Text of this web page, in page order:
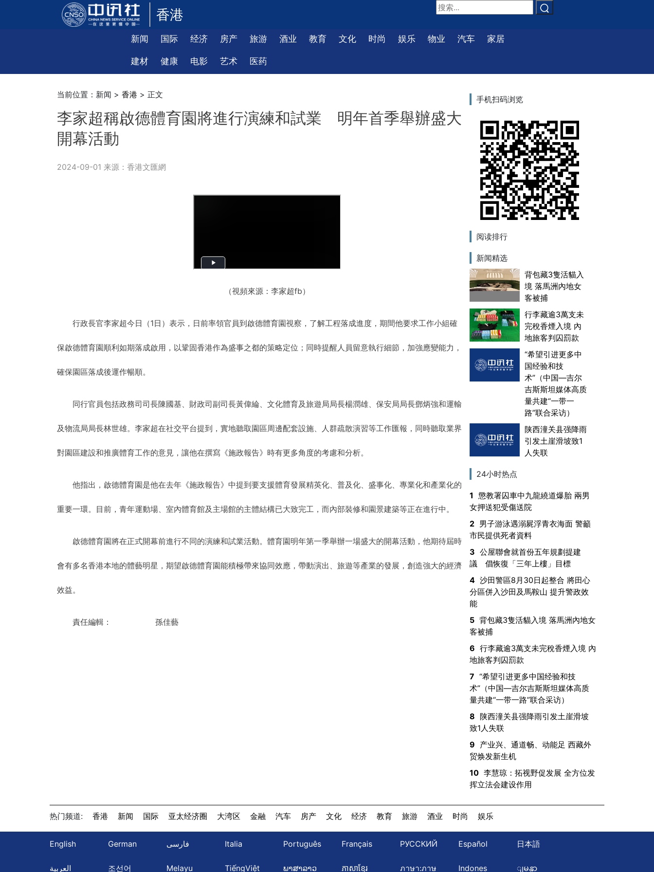
香港
新闻 国际 经济 房产 旅游 酒业 教育 文化 时尚 娱乐 物业 汽车 家居
建材 健康 电影 艺术 医药
当前位置：新闻 > 香港 > 正文
李家超稱啟德體育園將進行演練和試業 明年首季舉辦盛大
開幕活動
2024-09-01 来源：香港文匯網
（視頻來源：李家超fb）
行政長官李家超今日（1日）表示，日前率領官員到啟德體育園視察，了解工程落成進度，期間他要求工作小組確
保啟德體育園順利如期落成啟用，以鞏固香港作為盛事之都的策略定位；同時提醒人員留意執行細節，加強應變能力，
確保園區落成後運作暢順。
同行官員包括政務司司長陳國基、財政司副司長黃偉綸、文化體育及旅遊局局長楊潤雄、保安局局長鄧炳強和運輸
及物流局局長林世雄。李家超在社交平台提到，實地聽取園區周邊配套設施、人群疏散演習等工作匯報，同時聽取業界
對園區建設和推廣體育工作的意見，讓他在撰寫《施政報告》時有更多角度的考慮和分析。
他指出，啟德體育園是他在去年《施政報告》中提到要支援體育發展精英化、普及化、盛事化、專業化和產業化的
重要一環。目前，青年運動場、室內體育館及主場館的主體結構已大致完工，而內部裝修和園景建築等正在進行中。
啟德體育園將在正式開幕前進行不同的演練和試業活動。體育園明年第一季舉辦一場盛大的開幕活動，他期待屆時
會有多名香港本地的體藝明星，期望啟德體育園能積極帶來協同效應，帶動演出、旅遊等產業的發展，創造強大的經濟
效益。
責任編輯： 孫佳藝
手机扫码浏览
阅读排行
新闻精选
背包藏3隻活貓入
境 落馬洲內地女
客被捕
行李藏逾3萬支未
完稅香煙入境 內
地旅客判囚罰款
“希望引进更多中
国经验和技
术”（中国—吉尔
吉斯斯坦媒体高质
量共建“一带一
路”联合采访）
陕西潼关县强降雨
引发土崖滑坡致1
人失联
24小时热点
1 懲教署囚車中九龍繞道爆胎 兩男
女押送犯受傷送院
2 男子游泳遇溺屍浮青衣海面 警籲
市民提供死者資料
3 公屋聯會就首份五年規劃提建
議 倡恢復「三年上樓」目標
4 沙田警區8月30日起整合 將田心
分區併入沙田及馬鞍山 提升警政效
能
5 背包藏3隻活貓入境 落馬洲內地女
客被捕
6 行李藏逾3萬支未完稅香煙入境 內
地旅客判囚罰款
7 “希望引进更多中国经验和技
术”（中国—吉尔吉斯斯坦媒体高质
量共建“一带一路”联合采访）
8 陕西潼关县强降雨引发土崖滑坡
致1人失联
9 产业兴、通道畅、动能足 西藏外
贸焕发新生机
10 李慧琼：拓视野促发展 全方位发
挥立法会建设作用
热门频道: 香港 新闻 国际 亚太经济圈 大湾区 金融 汽车 房产 文化 经济 教育 旅游 酒业 时尚 娱乐
English German فارسی Italia Português Français РУССКИЙ Español 日本語
العربية 조선어 Melayu TiếngViệt ພາສາລາວ ភាសាខ្មែរ ภาษา:ภาษ Indones ျမန္မာ